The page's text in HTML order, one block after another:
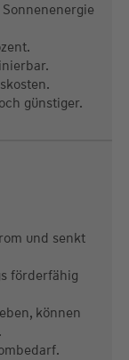
günstiger.
und senkt
förderfähig
können